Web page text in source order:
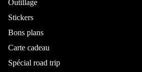
Outillage
Stickers
Bons plans
Carte cadeau
Spécial road trip